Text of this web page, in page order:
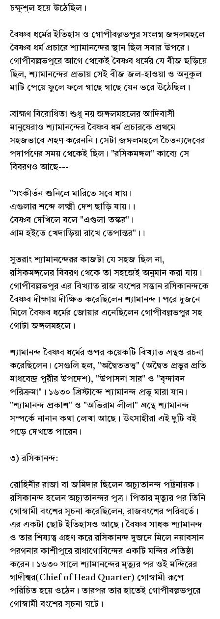
চক্ষুশূল হয়ে উঠেছিল।
বৈষ্ণব ধর্মের ইতিহাস ও গোপীবল্লভপুর সংলগ্ন জঙ্গলমহলে
বৈষ্ণব ধর্ম প্রচারে শ্যামানন্দের স্থান ছিল সবার উপরে।
গোপীবল্লভপুরে আগে থেকেই বৈষ্ণব ধর্মের যে বীজ ছড়িয়ে
ছিল, শ্যামানন্দের প্রভায় সেই বীজ জল-হাওয়া ও অনুকূল
মাটি পেয়ে ফুলে ফলে গাছে গাছে যেন ভরে উঠেছিল।
ব্রাহ্মণ বিরোধিতা শুধু নয় জঙ্গলমহলের আদিবাসী
মানুষেরাও শ্যামানন্দের বৈষ্ণব ধর্ম প্রচারকে প্রথমে
সহজভাবে গ্রহণ করেননি। সেটা জঙ্গলমহলে চৈতন্যদেবের
পদার্পণের সময় থেকেই ছিল। "রসিকমঙ্গল" কাব্যে সে
বিবরণও আছে---
"সংকীর্তন শুনিলে মারিতে সবে ধায়।
এগুলার শব্দে লক্ষ্মী দেশ ছাড়ি যায়।।
বৈষ্ণব দেখিলে বলে "এগুলা তস্কর"।
গ্রাম হইতে খেদাড়িয়া রাখে তেপান্তর"।।
সুতরাং শ্যামানন্দেরর কাজটা যে সহজ ছিল না,
রসিকমঙ্গলের বিবরণ থেকে তা সহজেই অনুমান করা যায়।
গোপীবল্লভপুর এর বিখ্যাত রাজ বংশের সন্তান রসিকানন্দকে
বৈষ্ণব দীক্ষায় দীক্ষিত করেছিলেন শ্যামানন্দ। পরে দুজনে
মিলে বৈষ্ণব ধর্মের জোয়ার এনেছিলেন গোপীবল্লভপুর সহ
গোটা জঙ্গলমহলে।
শ্যামানন্দ বৈষ্ণব ধর্মের ওপর কয়েকটি বিখ্যাত গ্রন্থও রচনা
করেছিলেন। সেগুলি হল, "অদ্বৈততত্ত্ব" (অদ্বৈত প্রভুর প্রতি
মাধবেন্দ্র পুরীর উপদেশ), "উপাসনা সার" ও "বৃন্দাবন
পরিক্রমা"। ১৬৩০ খ্রিস্টাব্দে শ্যামানন্দ প্রভু মারা যান।
"শ্যামানন্দ প্রকাশ" ও "অভিরাম লীলা" গ্রন্থে শ্যামানন্দ
সম্পর্কে নানান কথা লেখা আছে। উৎসাহীরা এই দুটি বই
পড়ে দেখতে পারেন।
৩) রসিকানন্দ:
রোহিনীর রাজা বা জমিদার ছিলেন অচ্যুতানন্দ পট্টনায়ক।
রসিকানন্দ হলেন অচ্যুতানন্দর পুত্র। পিতার মৃত্যুর পর তিনি
গোস্বামী বংশের সূচনা করেছিলেন, রাজবংশের পরিবর্তে।
এর একটা ছোট ইতিহাসও আছে। বৈষ্ণব সাধক শ্যামানন্দ
ও তার শিষ্যত্ব গ্রহণ করে রসিকানন্দ দুজনে মিলে নয়াবসান
পরগনার কাশীপুরে রাধাগোবিন্দের একটি মন্দির প্রতিষ্ঠা
করেন। ১৬৩০ সালে শ্যামানন্দের মৃত্যুর পর ওই মন্দিরের
গাদীশ্বর(Chief of Head Quarter) গোস্বামী রূপে
পরিচিত হয়ে ওঠেন। তারপর তার হাতেই গোপীবল্লভপুরে
গোস্বামী বংশের সূচনা ঘটে।